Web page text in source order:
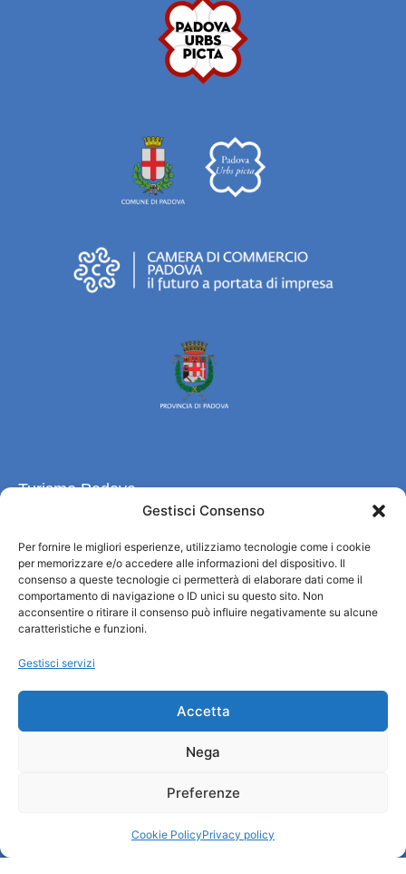
Gestisci Consenso
Per fornire le migliori esperienze, utilizziamo tecnologie come i cookie
per memorizzare e/o accedere alle informazioni del dispositivo. Il
consenso a queste tecnologie ci permetterà di elaborare dati come il
comportamento di navigazione o ID unici su questo sito. Non
acconsentire o ritirare il consenso può influire negativamente su alcune
caratteristiche e funzioni.
Gestisci servizi
Accetta
Nega
Preferenze
Cookie PolicyPrivacy policy
Turismo Padova
Informazioni e Accoglienza Turistica/IAT
Privacy policy
Cookie Policy
Credits
Informazioni